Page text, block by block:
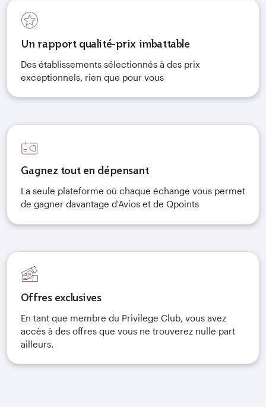
Un rapport qualité-prix imbattable
Des établissements sélectionnés à des prix
exceptionnels, rien que pour vous
Gagnez tout en dépensant
La seule plateforme où chaque échange vous permet
de gagner davantage d'Avios et de Qpoints
Offres exclusives
En tant que membre du Privilege Club, vous avez
accès à des offres que vous ne trouverez nulle part
ailleurs.